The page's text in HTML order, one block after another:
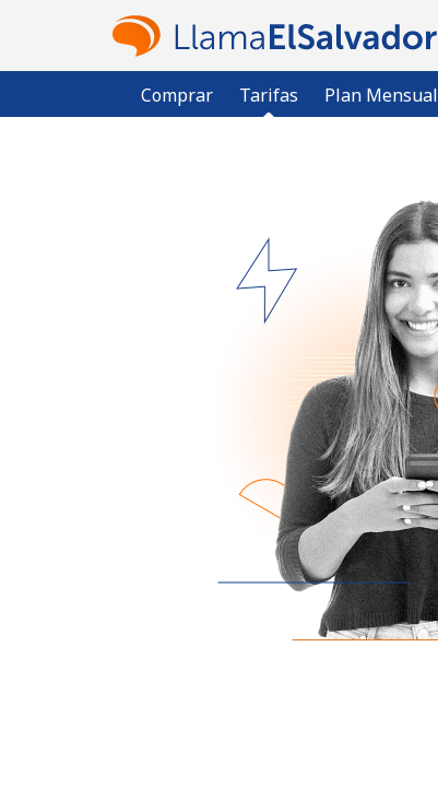
Comprar Tarifas Plan Mensual